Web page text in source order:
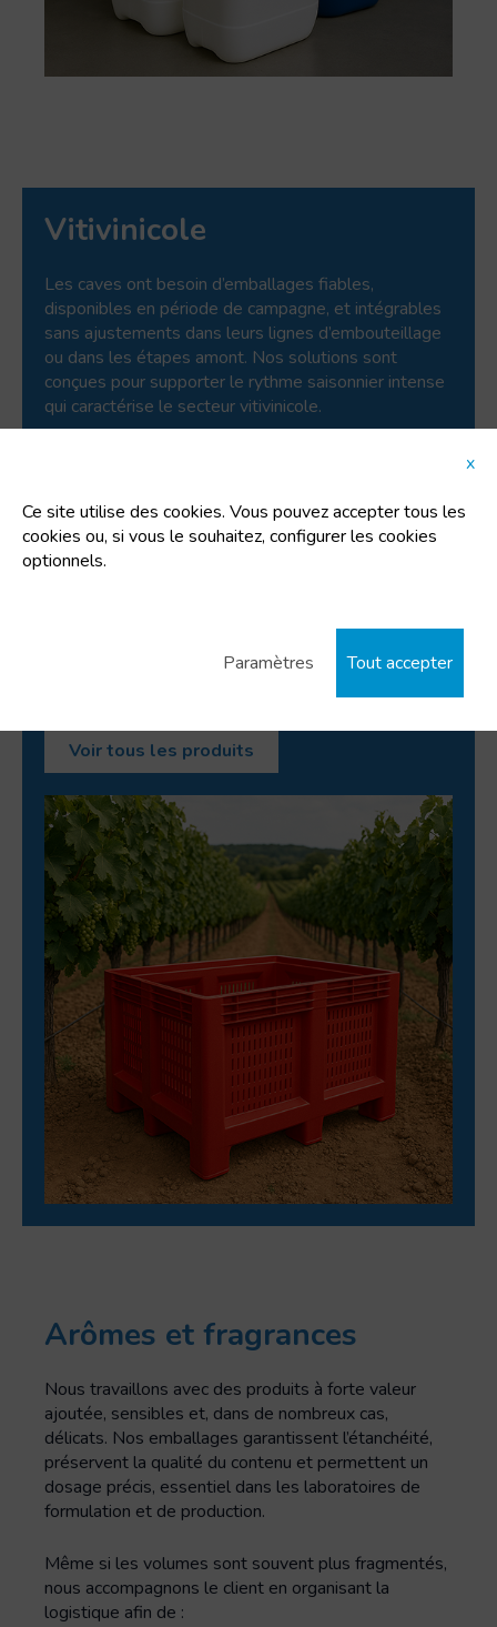
Vitivinicole
Les caves ont besoin d’emballages fiables,
disponibles en période de campagne, et intégrables
sans ajustements dans leurs lignes d’embouteillage
ou dans les étapes amont. Nos solutions sont
conçues pour supporter le rythme saisonnier intense
qui caractérise le secteur vitivinicole.
Optimiser les chargements complets
Réduire les déplacements et les manipulations
Garantir des livraisons ponctuelles tout au long des
pendant et après la campagne, en assurant en
Voir tous les produits
Arômes et fragrances
Nous travaillons avec des produits à forte valeur
ajoutée, sensibles et, dans de nombreux cas,
délicats. Nos emballages garantissent l’étanchéité,
préservent la qualité du contenu et permettent un
dosage précis, essentiel dans les laboratoires de
formulation et de production.
Même si les volumes sont souvent plus fragmentés,
nous accompagnons le client en organisant la
logistique afin de :
Ce site utilise des cookies. Vous pouvez accepter tous les
cookies ou, si vous le souhaitez, configurer les cookies
optionnels.
x
Tout accepter
Paramètres